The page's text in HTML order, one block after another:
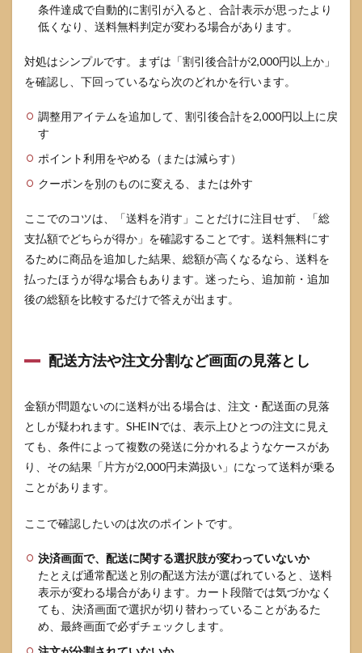
条件達成で自動的に割引が入ると、合計表示が思ったより
低くなり、送料無料判定が変わる場合があります。
対処はシンプルです。まずは「割引後合計が2,000円以上か」
を確認し、下回っているなら次のどれかを行います。
調整用アイテムを追加して、割引後合計を2,000円以上に戻
す
ポイント利用をやめる（または減らす）
クーポンを別のものに変える、または外す
ここでのコツは、「送料を消す」ことだけに注目せず、「総
支払額でどちらが得か」を確認することです。送料無料にす
るために商品を追加した結果、総額が高くなるなら、送料を
払ったほうが得な場合もあります。迷ったら、追加前・追加
後の総額を比較するだけで答えが出ます。
配送方法や注文分割など画面の見落とし
金額が問題ないのに送料が出る場合は、注文・配送面の見落
としが疑われます。SHEINでは、表示上ひとつの注文に見え
ても、条件によって複数の発送に分かれるようなケースがあ
り、その結果「片方が2,000円未満扱い」になって送料が乗る
ことがあります。
ここで確認したいのは次のポイントです。
決済画面で、配送に関する選択肢が変わっていないか
たとえば通常配送と別の配送方法が選ばれていると、送料
表示が変わる場合があります。カート段階では気づかなく
ても、決済画面で選択が切り替わっていることがあるた
め、最終画面で必ずチェックします。